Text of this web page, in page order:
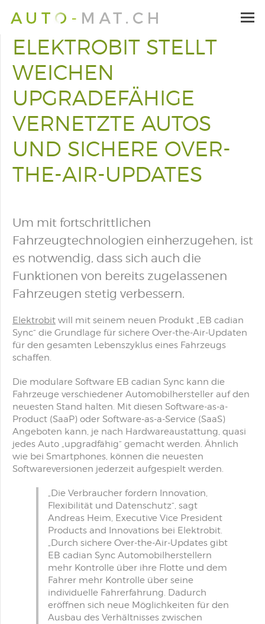
ELEKTROBIT STELLT
WEICHEN
UPGRADEFÄHIGE
VERNETZTE AUTOS
UND SICHERE OVER-
THE-AIR-UPDATES
Um mit fortschrittlichen
Fahrzeugtechnologien einherzugehen, ist
es notwendig, dass sich auch die
Funktionen von bereits zugelassenen
Fahrzeugen stetig verbessern.
Elektrobit will mit seinem neuen Produkt „EB cadian
Sync“ die Grundlage für sichere Over-the-Air-Updaten
für den gesamten Lebenszyklus eines Fahrzeugs
schaffen.
Die modulare Software EB cadian Sync kann die
Fahrzeuge verschiedener Automobilhersteller auf den
neuesten Stand halten. Mit diesen Software-as-a-
Product (SaaP) oder Software-as-a-Service (SaaS)
Angeboten kann, je nach Hardwareaustattung, quasi
jedes Auto „upgradfähig“ gemacht werden. Ähnlich
wie bei Smartphones, können die neuesten
Softwareversionen jederzeit aufgespielt werden.
„Die Verbraucher fordern Innovation,
Flexibilität und Datenschutz“, sagt
Andreas Heim, Executive Vice President
Products and Innovations bei Elektrobit.
„Durch sichere Over-the-Air-Updates gibt
EB cadian Sync Automobilherstellern
mehr Kontrolle über ihre Flotte und dem
Fahrer mehr Kontrolle über seine
individuelle Fahrerfahrung. Dadurch
eröffnen sich neue Möglichkeiten für den
Ausbau des Verhältnisses zwischen